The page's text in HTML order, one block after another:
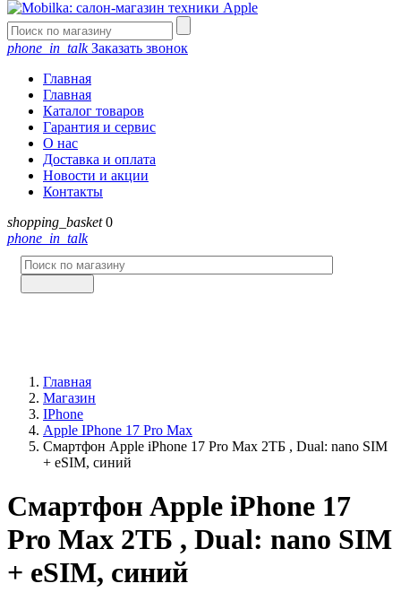
phone_in_talkЗаказать звонок
Главная
Главная
Каталог товаров
Гарантия и сервис
О нас
Доставка и оплата
Новости и акции
Контакты
shopping_basket 0
phone_in_talk
Главная
Магазин
IPhone
Apple IPhone 17 Pro Max
Смартфон Apple iPhone 17 Pro Max 2ТБ , Dual: nano SIM
+ eSIM, синий
Смартфон Apple iPhone 17
Pro Max 2ТБ , Dual: nano SIM
+ eSIM, синий